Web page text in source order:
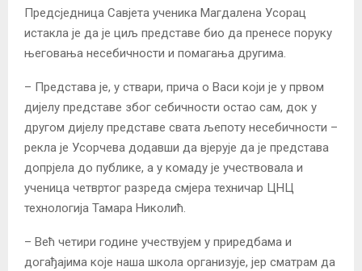
Предсједница Савјета ученика Магдалена Усорац
истакла је да је циљ представе био да пренесе поруку
његовања несебичности и помагања другима.
– Представа је, у ствари, прича о Васи који је у првом
дијелу представе због себичности остао сам, док у
другом дијелу представе свата љепоту несебичности –
рекла је Усорчева додавши да вјерује да је представа
допрјела до публике, а у комаду је учествовала и
ученица четвртог разреда смјера техничар ЦНЦ
технологија Тамара Николић.
– Већ четири године учествујем у приредбама и
догађајима које наша школа организује, јер сматрам да